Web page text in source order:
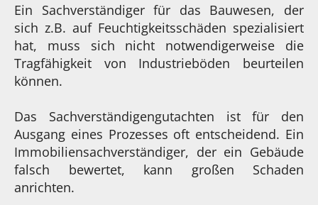
Ein Sachverständiger für das Bauwesen, der
sich z.B. auf Feuchtigkeitsschäden spezialisiert
hat, muss sich nicht notwendigerweise die
Tragfähigkeit von Industrieböden beurteilen
können.
Das Sachverständigengutachten ist für den
Ausgang eines Prozesses oft entscheidend. Ein
Immobiliensachverständiger, der ein Gebäude
falsch bewertet, kann großen Schaden
anrichten.